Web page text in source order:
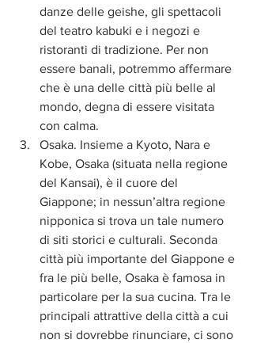
danze delle geishe, gli spettacoli
del teatro kabuki e i negozi e
ristoranti di tradizione. Per non
essere banali, potremmo affermare
che è una delle città più belle al
mondo, degna di essere visitata
con calma.
Osaka. Insieme a Kyoto, Nara e
Kobe, Osaka (situata nella regione
del Kansai), è il cuore del
Giappone; in nessun’altra regione
nipponica si trova un tale numero
di siti storici e culturali. Seconda
città più importante del Giappone e
fra le più belle, Osaka è famosa in
particolare per la sua cucina. Tra le
principali attrattive della città a cui
non si dovrebbe rinunciare, ci sono